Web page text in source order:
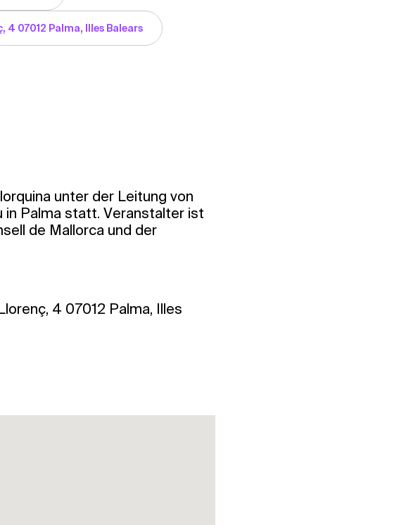
4 07012 Palma, Illes Balears
unter der Leitung von
in Palma statt. Veranstalter ist
de Mallorca und der
4 07012 Palma, Illes